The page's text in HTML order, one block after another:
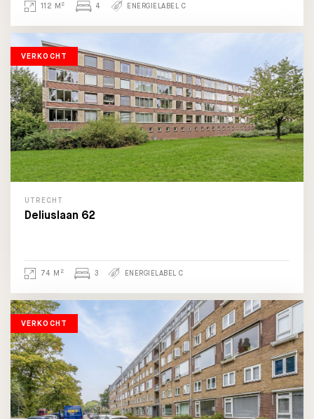
112 M 2 4 ENERGIELABEL C
VERKOCHT
UTRECHT
Deliuslaan 62
74 M 2 3 ENERGIELABEL C
VERKOCHT